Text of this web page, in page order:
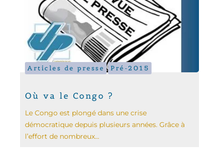
Articles de presse Pré-2015
Où va le Congo ?
Le Congo est plongé dans une crise
démocratique depuis plusieurs années. Grâce à
l’effort de nombreux...